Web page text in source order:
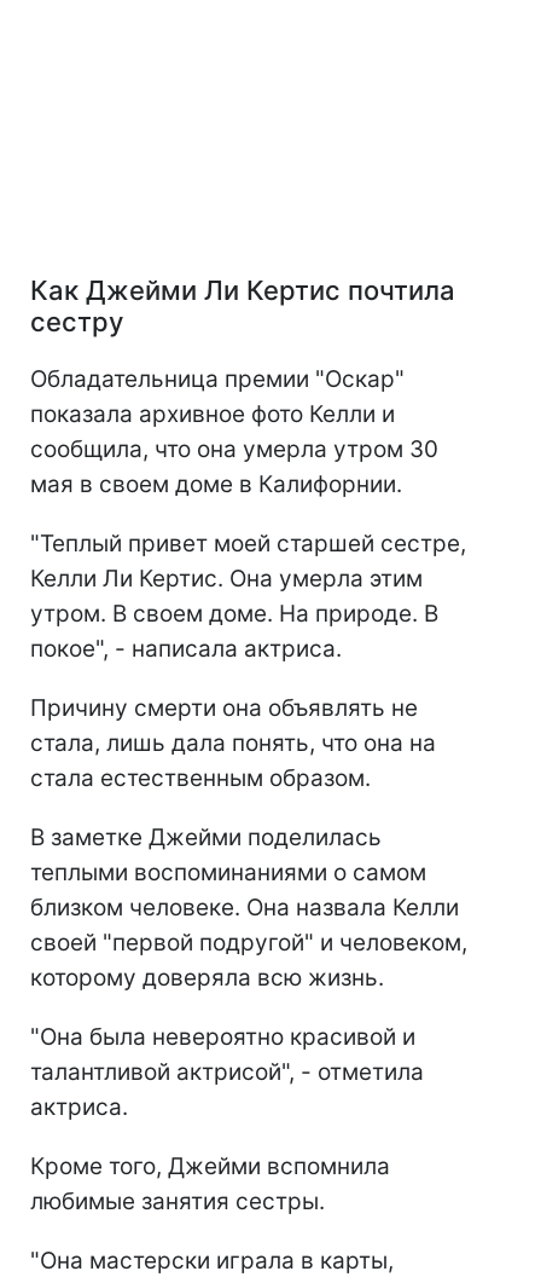
Как Джейми Ли Кертис почтила
сестру
Обладательница премии "Оскар"
показала архивное фото Келли и
сообщила, что она умерла утром 30
мая в своем доме в Калифорнии.
"Теплый привет моей старшей сестре,
Келли Ли Кертис. Она умерла этим
утром. В своем доме. На природе. В
покое", - написала актриса.
Причину смерти она объявлять не
стала, лишь дала понять, что она на
стала естественным образом.
В заметке Джейми поделилась
теплыми воспоминаниями о самом
близком человеке. Она назвала Келли
своей "первой подругой" и человеком,
которому доверяла всю жизнь.
"Она была невероятно красивой и
талантливой актрисой", - отметила
актриса.
Кроме того, Джейми вспомнила
любимые занятия сестры.
"Она мастерски играла в карты,